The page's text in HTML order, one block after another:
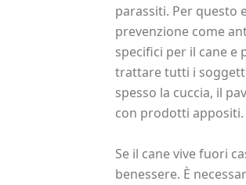
parassiti. Per questo
prevenzione come
specifici per il cane e
trattare tutti i
spesso la cuccia, il
con prodotti appositi.
Se il cane vive fuori
benessere. È